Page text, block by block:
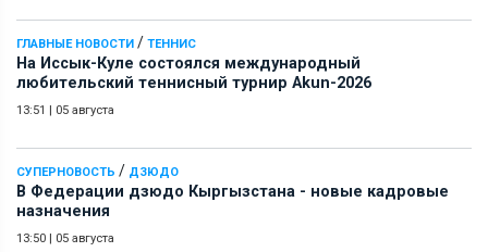
ГЛАВНЫЕ НОВОСТИ / ТЕННИС
На Иссык-Куле состоялся международный
любительский теннисный турнир Akun-2026
13:51 | 05 августа
СУПЕРНОВОСТЬ / ДЗЮДО
В Федерации дзюдо Кыргызстана - новые кадровые
назначения
13:50 | 05 августа